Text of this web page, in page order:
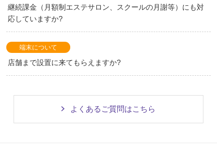
継続課金（月額制エステサロン、スクールの月謝等）にも対
応していますか?
端末について
店舗まで設置に来てもらえますか?
よくあるご質問はこちら